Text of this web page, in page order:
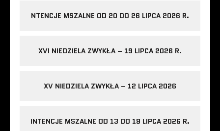
NTENCJE MSZALNE OD 20 DO 26 LIPCA 2026 R.
XVI NIEDZIELA ZWYKŁA – 19 LIPCA 2026 R.
XV NIEDZIELA ZWYKŁA – 12 LIPCA 2026
INTENCJE MSZALNE OD 13 DO 19 LIPCA 2026 R.